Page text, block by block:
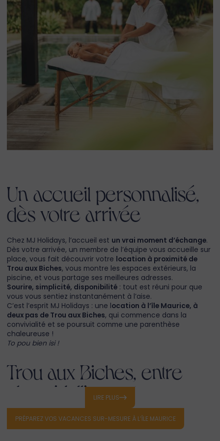
Un accueil personnalisé,
dès votre arrivée
Chez MJ Holidays, l’accueil est un vrai moment d’échange.
Dès votre arrivée, un membre de l’équipe vous accueille sur
place, vous fait découvrir votre location à proximité de
Trou aux Biches, vous montre les espaces extérieurs, la
piscine, et vous partage ses meilleures adresses.
Sourire, simplicité, disponibilité: tout est réuni pour que
vous vous sentiez instantanément à l’aise.
C’est l’esprit MJ Holidays : une location à l’île Maurice, à
deux pas de Trou aux Biches, qui commence dans la
convivialité et se poursuit comme une parenthèse
chaleureuse !
To pou bien isi!
Trou aux Biches, entre
plage idyllique et
authenticité
LIRE PLUS
PRÉPAREZ VOS VACANCES SUR-MESURE À L’ÎLE MAURICE